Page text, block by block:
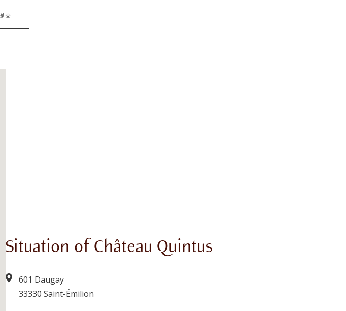
Situation of Château Quintus
601 Daugay
33330 Saint-Émilion